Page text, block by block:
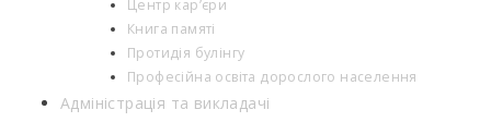
Центр кар’єри
Книга памяті
Протидія булінгу
Професійна освіта дорослого населення
Адміністрація та викладачі